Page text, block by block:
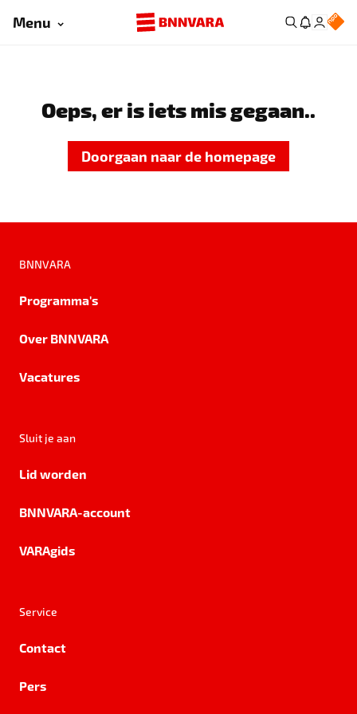
Menu
Oeps, er is iets mis gegaan..
Doorgaan naar de homepage
BNNVARA
Programma's
Over BNNVARA
Vacatures
Sluit je aan
Lid worden
BNNVARA-account
VARAgids
Service
Contact
Pers